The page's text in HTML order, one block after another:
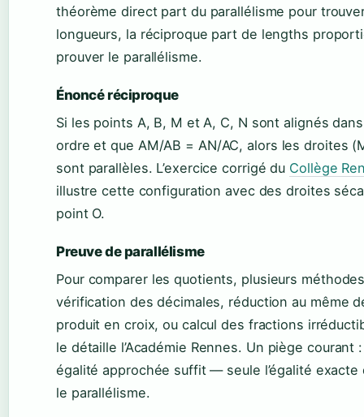
théorème direct part du parallélisme pour
longueurs, la réciproque part de lengths
prouver le parallélisme.
Énoncé réciproque
Si les points A, B, M et A, C, N sont alignés
ordre et que AM/AB = AN/AC, alors les droites
sont parallèles. L’exercice corrigé du Collège
illustre cette configuration avec des droites
point O.
Preuve de parallélisme
Pour comparer les quotients, plusieurs
vérification des décimales, réduction au même
produit en croix, ou calcul des fractions
le détaille l’Académie Rennes. Un piège courant
égalité approchée suffit — seule l’égalité
le parallélisme.